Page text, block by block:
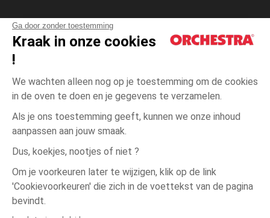
Ga door zonder toestemming
Kraak in onze cookies
!
We wachten alleen nog op je toestemming om de cookies
in de oven te doen en je gegevens te verzamelen.
Als je ons toestemming geeft, kunnen we onze inhoud
aanpassen aan jouw smaak.
Dus, koekjes, nootjes of niet ?
Om je voorkeuren later te wijzigen, klik op de link
'Cookievoorkeuren' die zich in de voettekst van de pagina
bevindt.
Blauw Blauw
3
Algemene verkoopsvoorwaarden
Wettelijke bepalingen
Persoonsgegevens